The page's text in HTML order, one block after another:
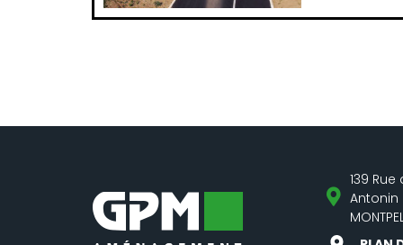
139
Antonin